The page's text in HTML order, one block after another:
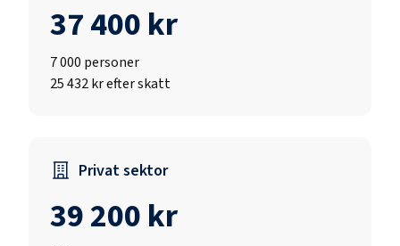
37 400 kr
7 000 personer
25 432 kr efter skatt
Privat sektor
39 200 kr